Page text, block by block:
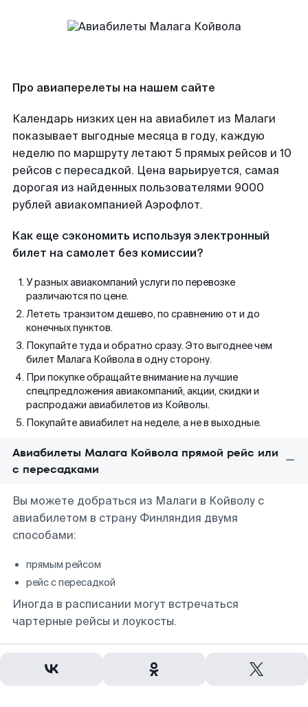
Про авиаперелеты на нашем сайте
Календарь низких цен на авиабилет из Малаги
показывает выгодные месяца в году, каждую
неделю по маршруту летают 5 прямых рейсов и 10
рейсов с пересадкой. Цена варьируется, самая
дорогая из найденных пользователями 9000
рублей авиакомпанией Аэрофлот.
Как еще сэкономить используя электронный
билет на самолет без комиссии?
У разных авиакомпаний услуги по перевозке
различаются по цене.
Лететь транзитом дешево, по сравнению от и до
конечных пунктов.
Покупайте туда и обратно сразу. Это выгоднее чем
билет Малага Койвола в одну сторону.
При покупке обращайте внимание на лучшие
спецпредложения авиакомпаний, акции, скидки и
распродажи авиабилетов из Койволы.
Покупайте авиабилет на неделе, а не в выходные.
Авиабилеты Малага Койвола прямой рейс или
с пересадками
Вы можете добраться из Малаги в Койволу с
авиабилетом в страну Финляндия двумя
способами:
прямым рейсом
рейс с пересадкой
Иногда в расписании могут встречаться
чартерные рейсы и лоукосты.